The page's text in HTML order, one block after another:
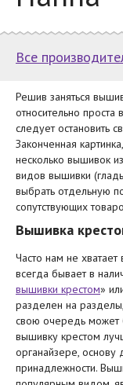
Все
Решив заняться
относительно
следует остановить
Законченная
несколько вышивок
видов вышивки
выбрать отдельную
сопутствующих
Вышивка
Часто нам не
всегда бывает в
вышивки крестом»
разделен на
свою очередь может
вышивку крестом
органайзере,
принадлежности.